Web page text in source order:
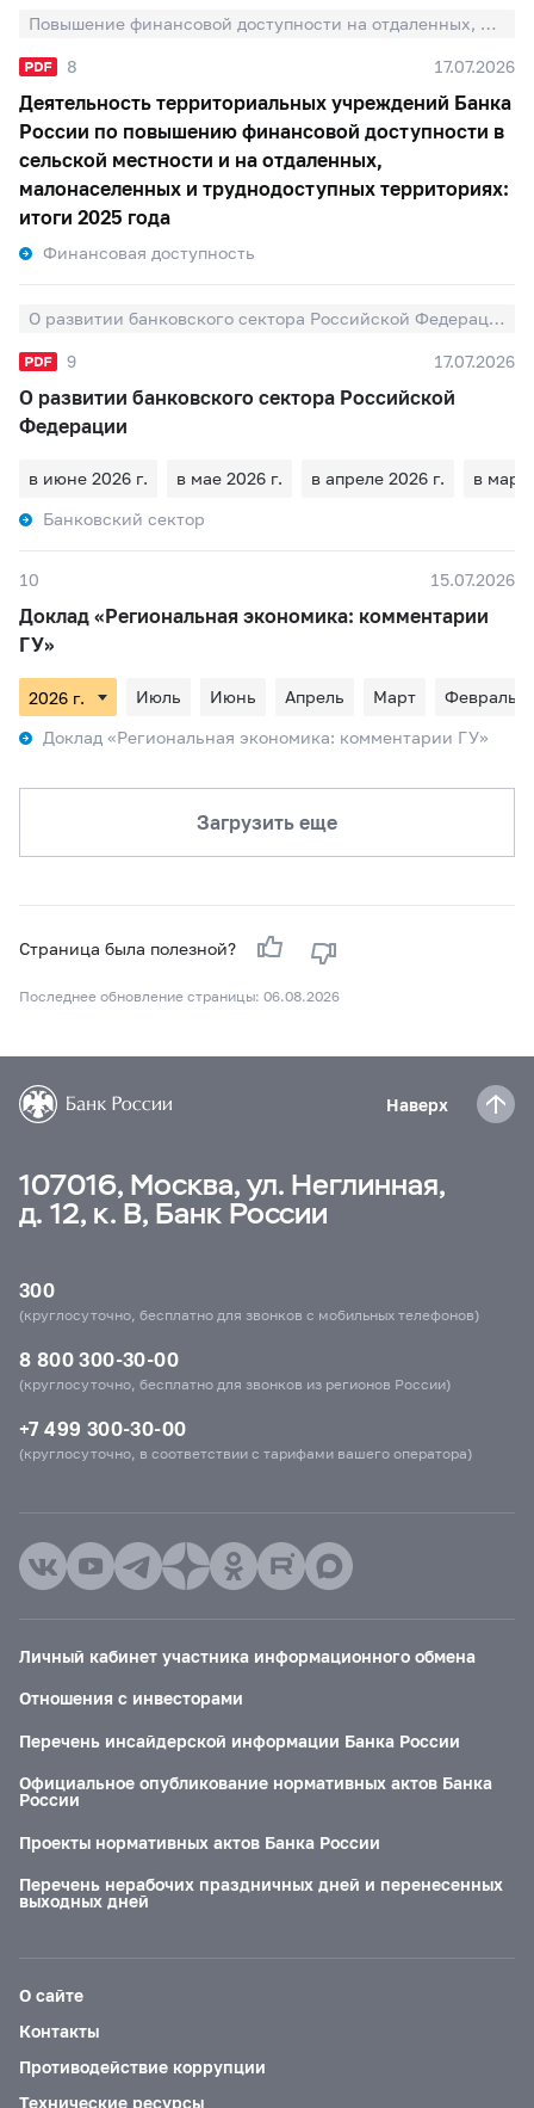
Повышение финансовой доступности на отдаленных, малонаселенных и труднодоступных территориях
8 17.07.2026
Деятельность территориальных учреждений Банка
России по повышению финансовой доступности в
сельской местности и на отдаленных,
малонаселенных и труднодоступных территориях:
итоги 2025 года
Финансовая доступность
О развитии банковского сектора Российской Федерации
9 17.07.2026
О развитии банковского сектора Российской
Федерации
в июне 2026 г. в мае 2026 г. в апреле 2026 г.
в
Банковский сектор
10 15.07.2026
Доклад «Региональная экономика: комментарии
ГУ»
Июль Июнь Апрель Март
Февраль
Доклад «Региональная экономика: комментарии ГУ»
Загрузить еще
Страница была полезной?
Последнее обновление страницы: 06.08.2026
Наверх
107016, Москва, ул. Неглинная,
д. 12, к. В, Банк России
300
(круглосуточно, бесплатно для звонков с мобильных телефонов)
8 800 300-30-00
(круглосуточно, бесплатно для звонков из регионов России)
+7 499 300-30-00
(круглосуточно, в соответствии с тарифами вашего оператора)
Личный кабинет участника информационного обмена
Отношения с инвесторами
Перечень инсайдерской информации Банка России
Официальное опубликование нормативных актов Банка
России
Проекты нормативных актов Банка России
Перечень нерабочих праздничных дней и перенесенных
выходных дней
О сайте
Контакты
Противодействие коррупции
Технические ресурсы